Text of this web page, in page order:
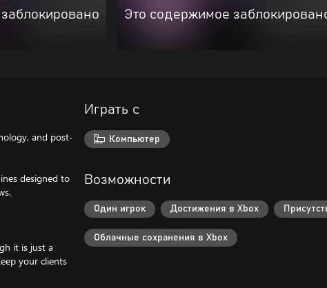
Это содержимое
and post-
designed to
it is just a
your clients
Играть с
Компьютер
Возможности
Один игрок Достижения в Xbox
Облачные сохранения в Xbox